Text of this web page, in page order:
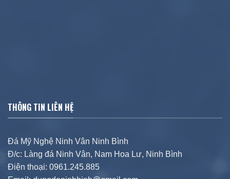
THÔNG TIN LIÊN HỆ
Đá Mỹ Nghệ Ninh Vân Ninh Bình
Đ/c: Làng đá Ninh Vân, Nam Hoa Lư, Ninh Bình
Điện thoại: 0961.245.885